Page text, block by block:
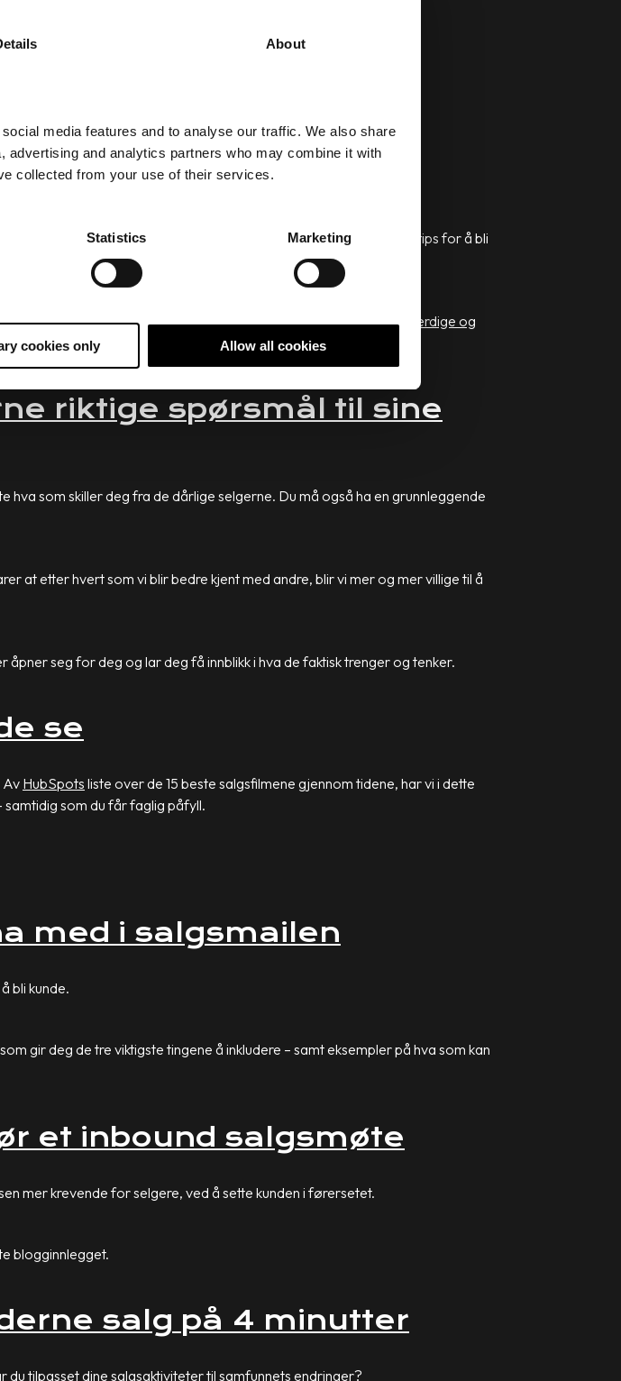
About
media features and to analyse our traffic. We also share
and analytics partners who may combine it with
collected from your use of their services.
Statistics Marketing
cookies only Allow all cookies
selger
I dette intervjuet med Barbro Fagerbakk gir han oss sine tre beste tips for å bli
viser atbare 3 % av befolkningen anser selgere for å være troverdige og
riktige spørsmål til sine
som skiller deg fra de dårlige selgerne. Du må også ha en grunnleggende
at etter hvert som vi blir bedre kjent med andre, blir vi mer og mer villige til å
seg for deg og lar deg få innblikk i hva de faktisk trenger og tenker.
se
Av HubSpots liste over de 15 beste salgsfilmene gjennom tidene, har vi i dette
samtidig som du får faglig påfyll.
med i salgsmailen
bli kunde.
gir deg de tre viktigste tingene å inkludere – samt eksempler på hva som kan
et inbound salgsmøte
mer krevende for selgere, ved å sette kunden i førersetet.
blogginnlegget.
salg på 4 minutter
tilpasset dine salgsaktiviteter til samfunnets endringer?